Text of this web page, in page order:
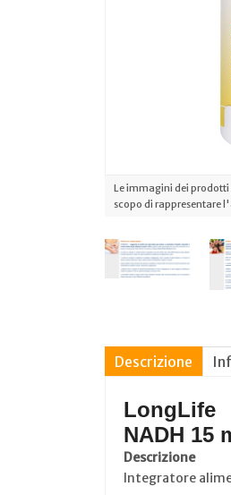
Le immagini dei prodotti
scopo di rappresentare
Descrizione
LongLife
NADH 15
Descrizione
Integratore